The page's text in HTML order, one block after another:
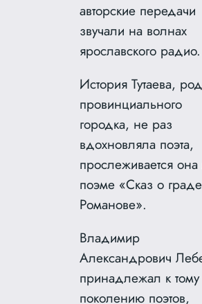
авторские передачи
звучали на волнах
ярославского радио.
История Тутаева,
провинциального
городка, не раз
вдохновляла поэта,
прослеживается
поэме «Сказ о граде
Романове».
Владимир
Александрович
принадлежал к тому
поколению поэтов,